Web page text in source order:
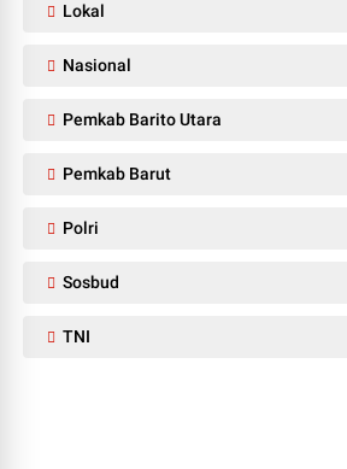
Lokal
Nasional
Pemkab Barito Utara
Pemkab Barut
Polri
Sosbud
TNI